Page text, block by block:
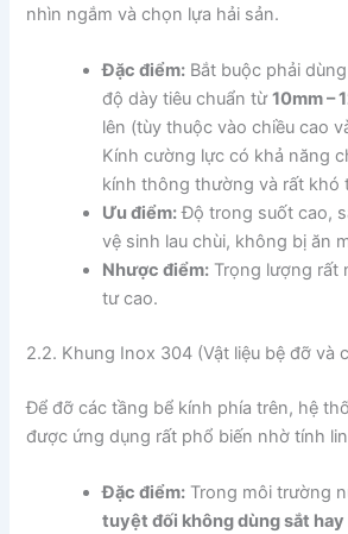
nhìn ngắm và chọn lựa hải sản.
Đặc điểm: Bắt buộc phải dùng
độ dày tiêu chuẩn từ10mm –
lên (tùy thuộc vào chiều cao
Kính cường lực có khả năng
kính thông thường và rất khó
Ưu điểm:Độ trong suốt cao,
vệ sinh lau chùi, không bị ăn
Nhược điểm: Trọng lượng rất
tư cao.
2.2. Khung Inox 304 (Vật liệu bệ đỡ và
Để đỡ các tầng bể kính phía trên, hệ
được ứng dụng rất phổ biến nhờ tính
Đặc điểm: Trong môi trường
tuyệt đối không dùng sắt hay